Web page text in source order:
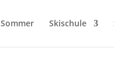
Sommer Skischule